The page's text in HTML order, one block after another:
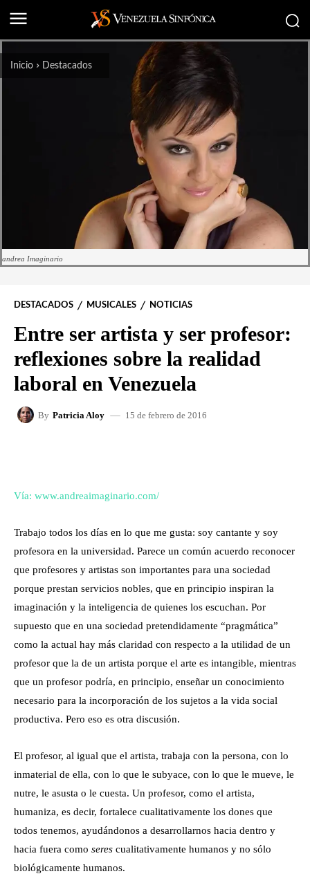
Inicio Destacados
andrea Imaginario
DESTACADOS MUSICALES NOTICIAS
Entre ser artista y ser profesor:
reflexiones sobre la realidad
laboral en Venezuela
By Patricia Aloy 15 de febrero de 2016
Vía: www.andreaimaginario.com/
Trabajo todos los días en lo que me gusta: soy cantante y soy
profesora en la universidad. Parece un común acuerdo reconocer
que profesores y artistas son importantes para una sociedad
porque prestan servicios nobles, que en principio inspiran la
imaginación y la inteligencia de quienes los escuchan. Por
supuesto que en una sociedad pretendidamente “pragmática”
como la actual hay más claridad con respecto a la utilidad de un
profesor que la de un artista porque el arte es intangible, mientras
que un profesor podría, en principio, enseñar un conocimiento
necesario para la incorporación de los sujetos a la vida social
productiva. Pero eso es otra discusión.
El profesor, al igual que el artista, trabaja con la persona, con lo
inmaterial de ella, con lo que le subyace, con lo que le mueve, le
nutre, le asusta o le cuesta. Un profesor, como el artista,
humaniza, es decir, fortalece cualitativamente los dones que
todos tenemos, ayudándonos a desarrollarnos hacia dentro y
hacia fuera como seres cualitativamente humanos y no sólo
biológicamente humanos.